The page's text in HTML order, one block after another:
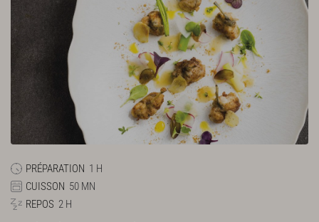
PRÉPARATION 1 H
CUISSON 50 MN
REPOS 2 H